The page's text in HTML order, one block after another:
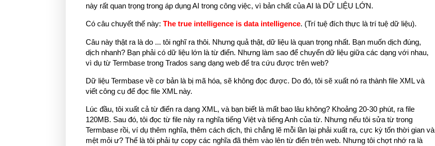
này rất quan trọng trong áp dụng AI trong công việc, vì bản chất của AI là DỮ LIỆU LỚN.
Có câu chuyết thế này: The true intelligence is data intelligence. (Trí tuệ đích thực là trí tuệ dữ liệu).
Câu này thật ra là do ... tôi nghĩ ra thôi. Nhưng quả thật, dữ liệu là quan trọng nhất. Bạn muốn dịch đúng,
dịch nhanh? Bạn phải có dữ liệu lớn là từ điển. Nhưng làm sao để chuyển dữ liệu giữa các dạng với nhau,
vì dụ từ Termbase trong Trados sang dạng web để tra cứu được trên web?
Dữ liệu Termbase về cơ bản là bị mã hóa, sẽ không đọc được. Do đó, tôi sẽ xuất nó ra thành file XML và
viết công cụ để đọc file XML này.
Lúc đầu, tôi xuất cả từ điển ra dạng XML, và bạn biết là mất bao lâu không? Khoảng 20-30 phút, ra file
120MB. Sau đó, tôi đọc từ file này ra nghĩa tiếng Việt và tiếng Anh của từ. Nhưng nếu tôi sửa từ trong
Termbase rồi, ví dụ thêm nghĩa, thêm cách dịch, thì chẳng lẽ mỗi lần lại phải xuất ra, cực kỳ tốn thời gian và
mệt mỏi ư? Thế là tôi phải tự copy các nghĩa đã thêm vào lên từ điển trên web. Nhưng tôi chợt nhớ ra là